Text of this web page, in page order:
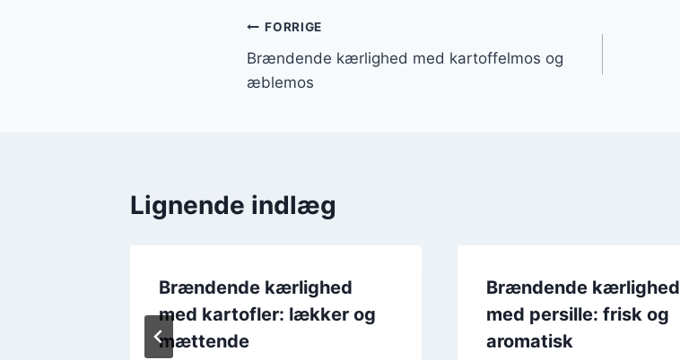
Indlægsnavigation
FORRIGE
Brændende kærlighed med kartoffelmos og
æblemos
Lignende indlæg
Brændende kærlighed
med kartofler: lækker og
mættende
Brændende kærlighed
med persille: frisk og
aromatisk